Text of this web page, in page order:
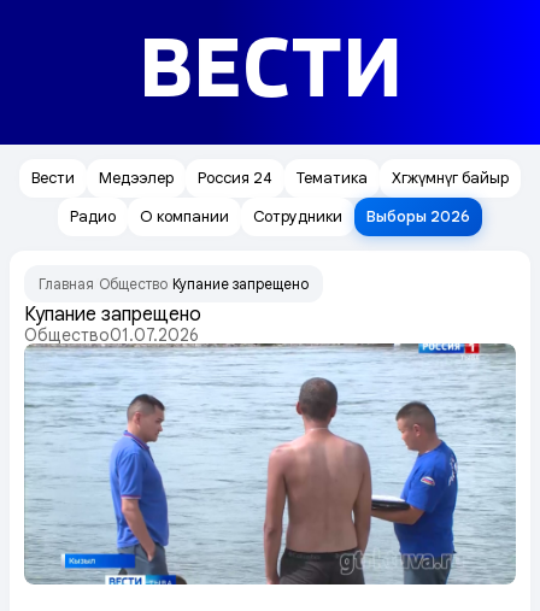
ВЕСТИ
Вести Медээлер Россия 24 Тематика
Хөгжүмнүг байыр
Радио
О компании Сотрудники Выборы 2026
Главная Общество Купание запрещено
Купание запрещено
Общество01.07.2026